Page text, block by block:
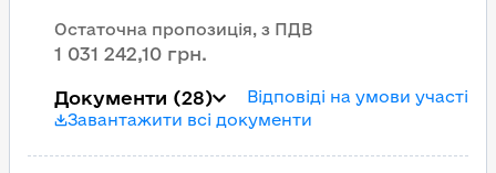
Остаточна пропозиція, з ПДВ
1 031 242,10 грн.
Документи (28)
Відповіді на умови участі
Завантажити всі документи